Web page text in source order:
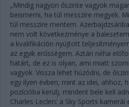
„Mindig nagyon őszinte vagyok
beismerni, ha túl messzire megyek.
túl messzire mentem.
nem volt következménye a
a kvalifikáción nyújtott
az egyik erősségem. Aztán néha
határt, de ez is olyan, ami miatt
vagyok. Vissza lehet húzódni, de
egy ilyen évben, mint az idei, ahhoz,
pozícióba kerülj, mindent bele kell
Charles Leclerc a Sky Sports kamerái